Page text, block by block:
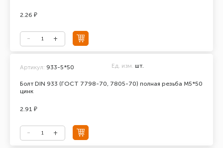
2.26 ₽
Болт DIN 933 (ГОСТ 7798-70, 7805-70) полная резьба М5*50
цинк
Артикул: 933-5*50 Ед. изм. шт.
2.91 ₽